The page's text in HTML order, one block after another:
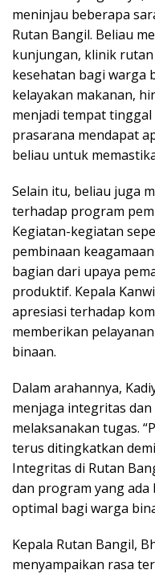
meninjau beberapa
Rutan Bangil. Beliau
kunjungan, klinik
kesehatan bagi warga
kelayakan makanan,
menjadi tempat
prasarana mendapat
beliau untuk
Selain itu, beliau juga
terhadap program
Kegiatan-kegiatan
pembinaan
bagian dari upaya
produktif. Kepala
apresiasi terhadap
memberikan
binaan.
Dalam arahannya,
menjaga integritas
melaksanakan tugas.
terus ditingkatkan
Integritas di Rutan
dan program yang
optimal bagi warga
Kepala Rutan Bangil,
menyampaikan rasa